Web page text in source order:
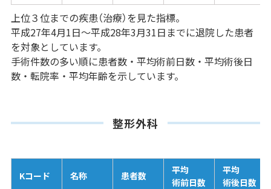
上位３位までの疾患（治療）を見た指標。
平成27年4月1日～平成28年3月31日までに退院した患者
を対象としています。
手術件数の多い順に患者数・平均術前日数・平均術後日
数・転院率・平均年齢を示しています。
整形外科
Kコード 名称 患者数
平均
術前日数
平均
術後日数